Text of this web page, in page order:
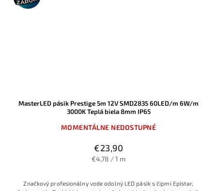
MasterLED pásik Prestige 5m 12V SMD2835 60LED/m 6W/m
3000K Teplá biela 8mm IP65
MOMENTÁLNE NEDOSTUPNÉ
€23,90
€4,78 / 1 m
Značkový profesionálny vode odolný LED pásik s čipmi Epistar,